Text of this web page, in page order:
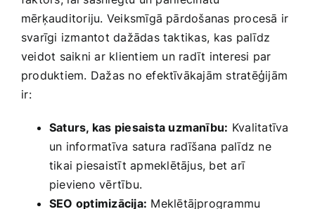
mērķauditoriju. Veiksmīgā pārdošanas procesā ir
svarīgi‍ izmantot dažādas taktikas, ⁣kas ‍palīdz
veidot saikni ar klientiem un radīt interesi par
produktiem. Dažas ‌no efektīvākajām stratēģijām
⁣ir:
Saturs, kas piesaista uzmanību: ⁤Kvalitatīva
un informatīva satura ⁢radīšana palīdz ne
tikai piesaistīt apmeklētājus, bet arī
pievieno vērtību.
SEO optimizācija: Meklētājprogrammu ​